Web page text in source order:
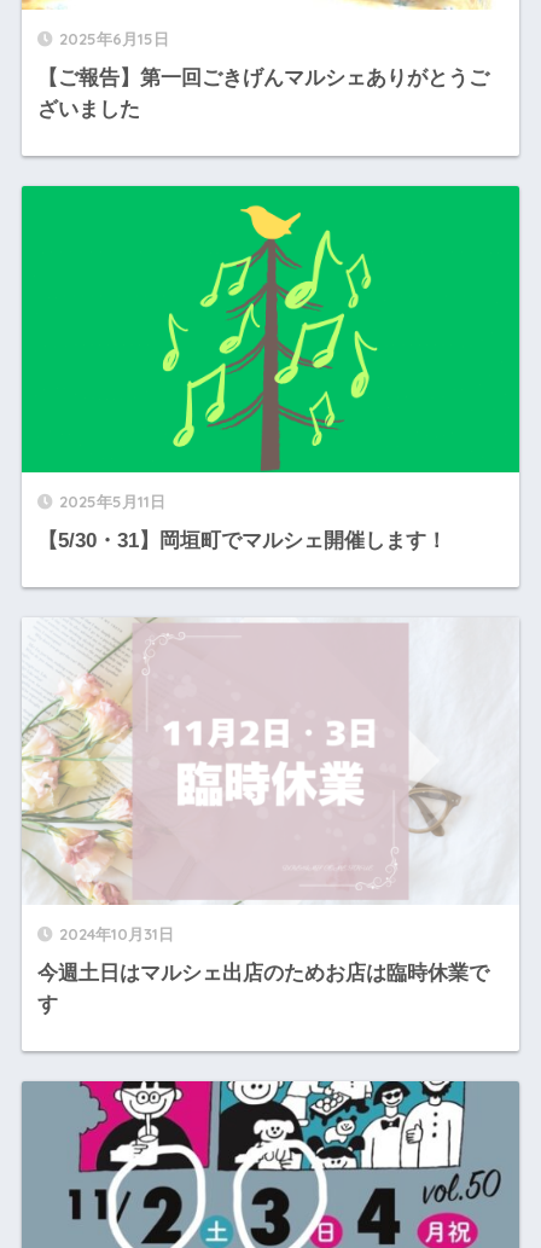
2025年6月15日
【ご報告】第一回ごきげんマルシェありがとうご
ざいました
2025年5月11日
【5/30・31】岡垣町でマルシェ開催します！
2024年10月31日
今週土日はマルシェ出店のためお店は臨時休業で
す